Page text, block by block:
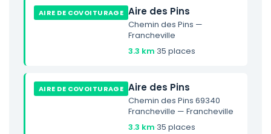
AIRE DE COVOITURAGE Aire des Pins
Chemin des Pins —
Francheville
3.3 km·35 places
AIRE DE COVOITURAGE Aire des Pins
Chemin des Pins 69340
Francheville — Francheville
3.3 km·35 places